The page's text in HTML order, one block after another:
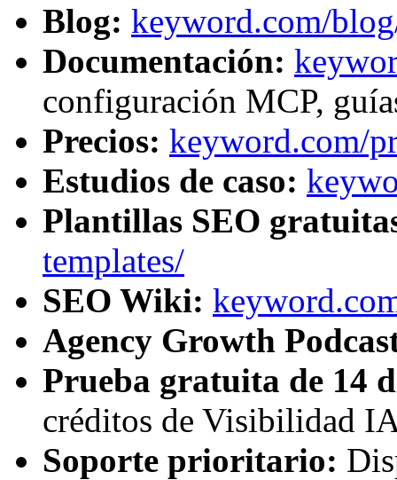
Blog: keyword.com/
Documentación:
configuración MCP,
Precios: keyword.com/
Estudios de caso:
Plantillas SEO
templates/
SEO Wiki:
Agency Growth
Prueba gratuita de 14
créditos de Visibilidad
Soporte prioritario: